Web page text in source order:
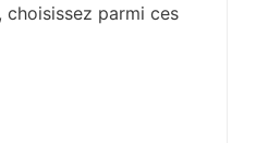
choisissez parmi ces